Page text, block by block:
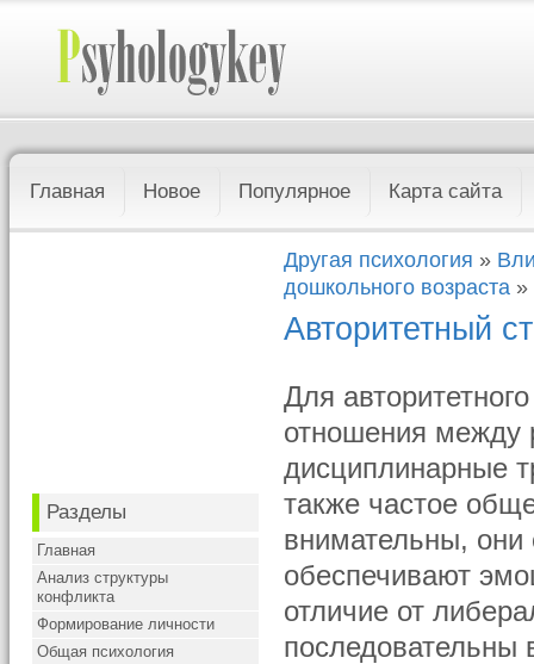
Главная Новое Популярное Карта сайта
Разделы
Главная
Анализ структуры
конфликта
Формирование личности
Общая психология
Другая психология »
дошкольного возраста »
Авторитетный
Для
отношения между
дисциплинарные
также частое
внимательны,
обеспечивают
отличие от
последовательны